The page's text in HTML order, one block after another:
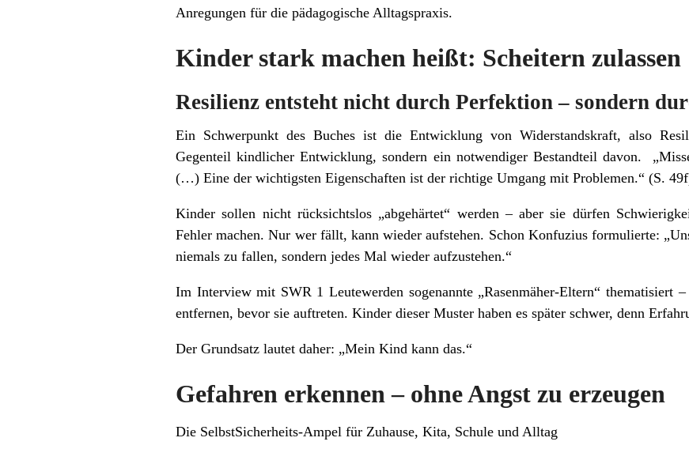
Anregungen für die pädagogische Alltagspraxis.
Kinder stark machen heißt: Scheitern zulassen
Resilienz entsteht nicht durch Perfektion – sondern
Ein Schwerpunkt des Buches ist die Entwicklung von Widerstandskraft, also
Gegenteil kindlicher Entwicklung, sondern ein notwendiger Bestandteil davon.
(…) Eine der wichtigsten Eigenschaften ist der richtige Umgang mit Problemen.“ (S.
Kinder sollen nicht rücksichtslos „abgehärtet“ werden – aber sie dürfen
Fehler machen. Nur wer fällt, kann wieder aufstehen. Schon Konfuzius formulierte:
niemals zu fallen, sondern jedes Mal wieder aufzustehen.“
Im Interview mit SWR 1 Leutewerden sogenannte „Rasenmäher-Eltern“ thematisiert
entfernen, bevor sie auftreten. Kinder dieser Muster haben es später schwer, denn
Der Grundsatz lautet daher: „Mein Kind kann das.“
Gefahren erkennen – ohne Angst zu erzeugen
Die SelbstSicherheits-Ampel für Zuhause, Kita, Schule und Alltag